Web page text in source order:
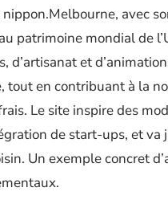
avec
patrimoine mondial de
d’artisanat et
tout en contribuant à la
Le site inspire des
de start-ups, et
Un exemple concret